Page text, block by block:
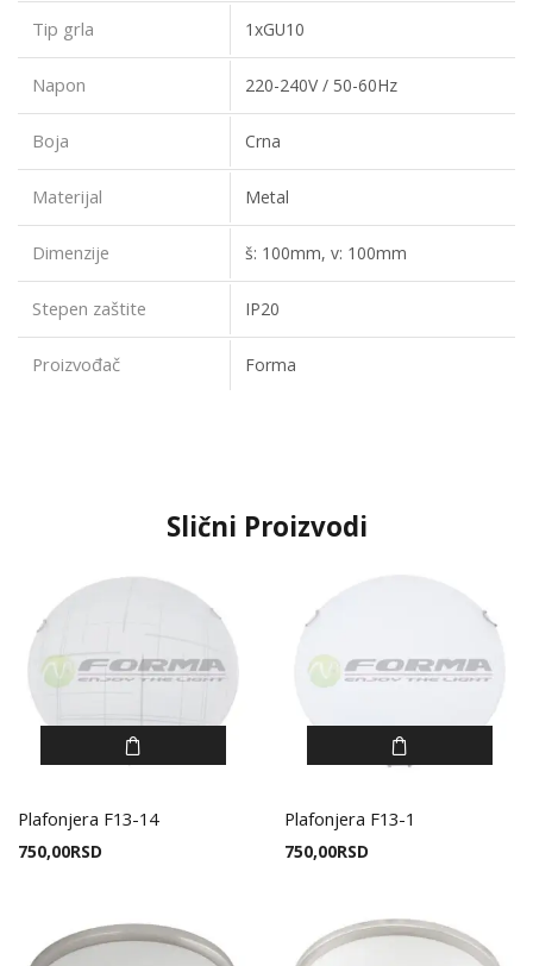
Tip grla 1xGU10
Napon 220-240V / 50-60Hz
Boja Crna
Materijal Metal
Dimenzije š: 100mm, v: 100mm
Stepen zaštite IP20
Proizvođač Forma
Slični Proizvodi
Plafonjera F13-14
750,00RSD
Plafonjera F13-1
750,00RSD